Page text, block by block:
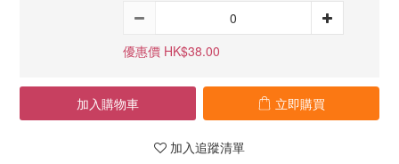
優惠價 HK$38.00
加入購物車 立即購買
加入追蹤清單